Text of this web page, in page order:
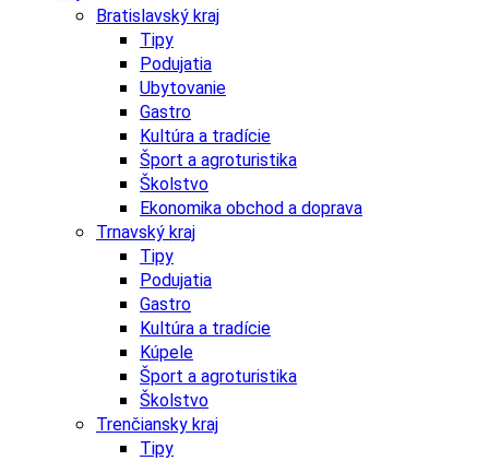
Bratislavský kraj
Tipy
Podujatia
Ubytovanie
Gastro
Kultúra a tradície
Šport a agroturistika
Školstvo
Ekonomika obchod a doprava
Trnavský kraj
Tipy
Podujatia
Gastro
Kultúra a tradície
Kúpele
Šport a agroturistika
Školstvo
Trenčiansky kraj
Tipy